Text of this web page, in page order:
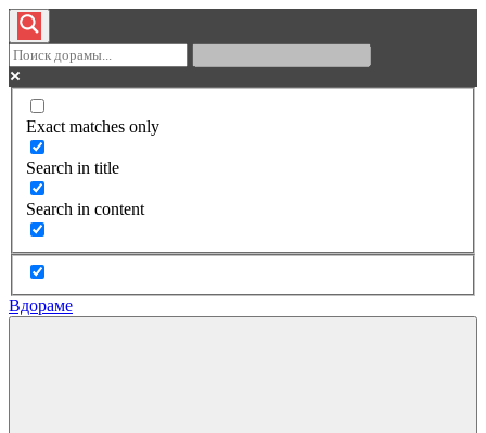
Exact matches only
Search in title
Search in content
Вдораме